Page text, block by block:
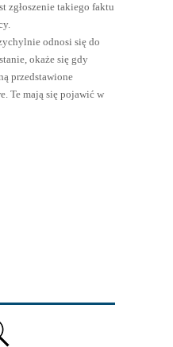
zgłoszenie takiego faktu
odnosi się do
okaże się gdy
przedstawione
Te mają się pojawić w